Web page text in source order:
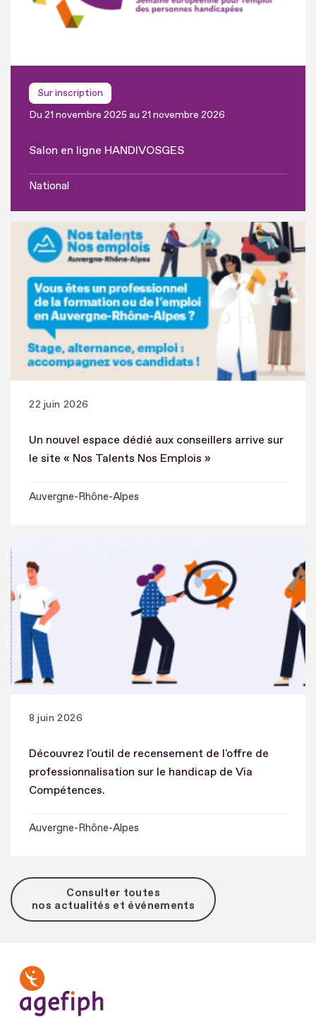
Sur inscription
Du 21 novembre 2025 au 21 novembre 2026
Salon en ligne HANDIVOSGES
National
22 juin 2026
Un nouvel espace dédié aux conseillers arrive sur
le site « Nos Talents Nos Emplois »
Auvergne-Rhône-Alpes
8 juin 2026
Découvrez l'outil de recensement de l'offre de
professionnalisation sur le handicap de Via
Compétences.
Auvergne-Rhône-Alpes
Consulter toutes
nos actualités et événements